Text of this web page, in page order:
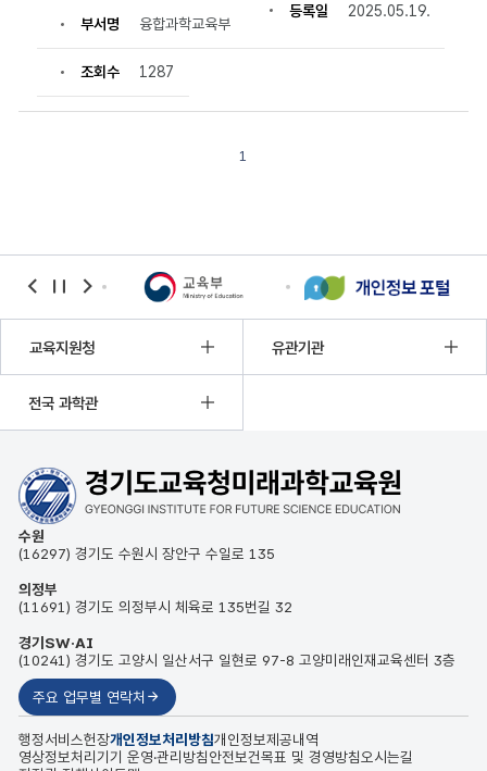
부서명 융합과학교육부
등록일 2025.05.19.
조회수 1287
1
bannerbannerbanner
교육지원청 유관기관
전국 과학관
수원
(16297) 경기도 수원시 장안구 수일로 135
의정부
(11691) 경기도 의정부시 체육로 135번길 32
경기SW·AI
(10241) 경기도 고양시 일산서구 일현로 97-8 고양미래인재교육센터 3층
주요 업무별 연락처
행정서비스헌장개인정보처리방침개인정보제공내역
영상정보처리기기 운영·관리방침안전보건목표 및 경영방침오시는길